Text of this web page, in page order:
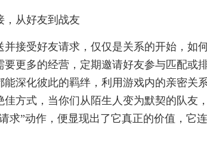
，从好友到战友
并接受好友请求，仅仅是关系的开始，如
要更多的经营，定期邀请好友参与匹配或
能深化彼此的羁绊，利用游戏内的亲密关
佳方式，当你们从陌生人变为默契的队友
求”动作，便显现出了它真正的价值，它